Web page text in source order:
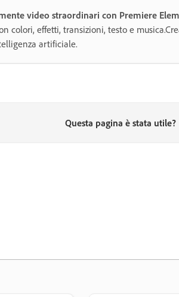
video straordinari con Premiere
colori, effetti, transizioni, testo e
artificiale.
Questa pagina è stata utile?